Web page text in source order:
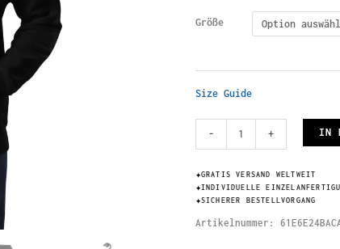
Größe
Size Guide
-
Herren
Öko
Recycling
Hoodie
+ IN
✦GRATIS VERSAND WELTWEIT
✦INDIVIDUELLE
✦SICHERER BESTELLVORGANG
Artikelnummer: